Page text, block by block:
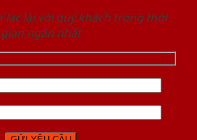
lạc lại với quý khách trong thời
gian ngắn nhất